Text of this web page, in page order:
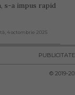
s-a impus rapid
4 octombrie 2025
PUBLICITATE
© 2019-